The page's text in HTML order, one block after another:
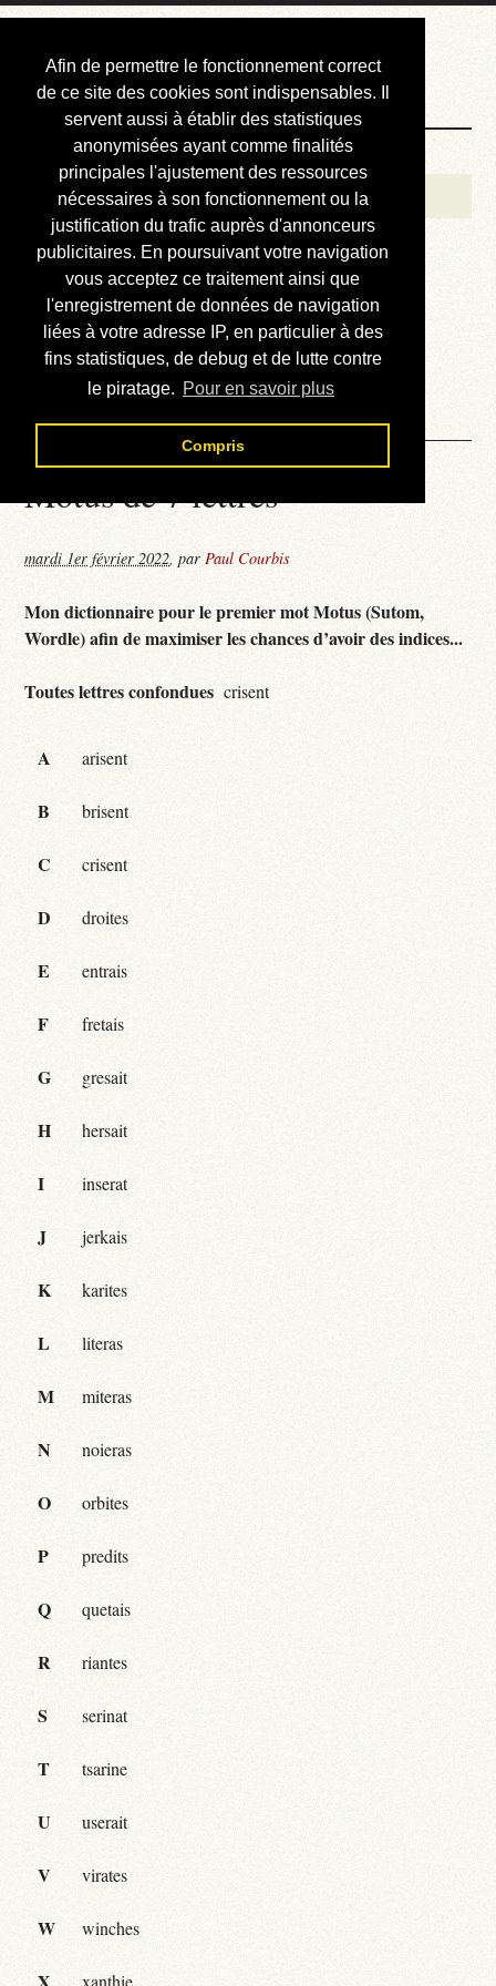
Afin de permettre le fonctionnement correct
de ce site des cookies sont indispensables. Il
servent aussi à établir des statistiques
anonymisées ayant comme finalités
principales l'ajustement des ressources
nécessaires à son fonctionnement ou la
justification du trafic auprès d'annonceurs
publicitaires. En poursuivant votre navigation
vous acceptez ce traitement ainsi que
l'enregistrement de données de navigation
liées à votre adresse IP, en particulier à des
fins statistiques, de debug et de lutte contre
le piratage. Pour en savoir plus
Compris
Courbis, « LE »
Blog Officiel
Bienvenue
Réalisations
Divers (et d’été)
Annonces
Liens externes
Téléchargement
Contact
Motus de 7 lettres
mardi 1er février 2022,parPaul Courbis
Mon dictionnaire pour le premier mot Motus (Sutom,
Wordle) afin de maximiser les chances d’avoir des indices...
Toutes lettres confondues crisent
A arisent
B brisent
C crisent
D droites
E entrais
F fretais
G gresait
H hersait
I inserat
J jerkais
K karites
L literas
M miteras
N noieras
O orbites
P predits
Q quetais
R riantes
S serinat
T tsarine
U userait
V virates
W winches
xanthie